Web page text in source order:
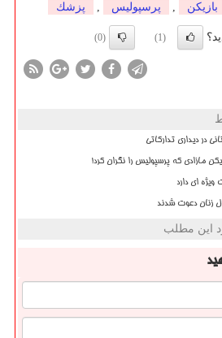
بازیكن , پرسپولیس , پزشك
(1)
(0)
در دیداری تدارکاتی
مازادی که پرسپولیس را نگران کرد!
ای دارد
این مطلب